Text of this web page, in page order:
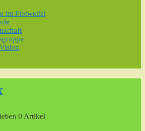
im Flotwedel
0 Artikel